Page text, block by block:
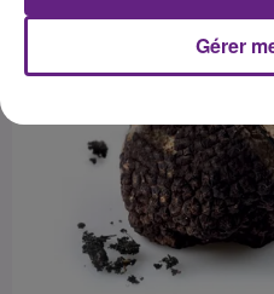
Gérer